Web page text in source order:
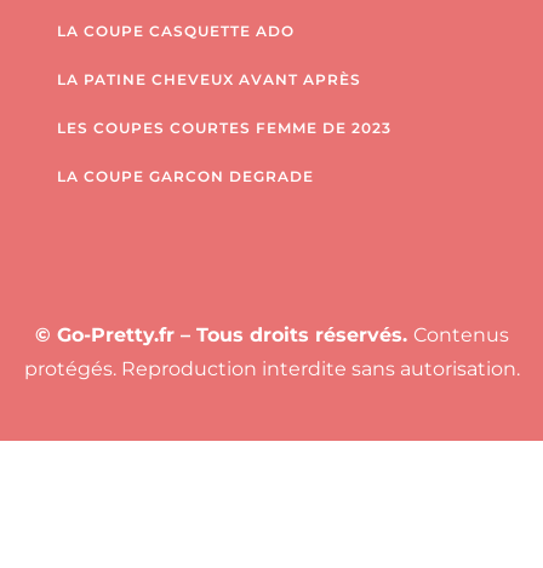
LA COUPE CASQUETTE ADO
LA PATINE CHEVEUX AVANT APRÈS
LES COUPES COURTES FEMME DE 2023
LA COUPE GARCON DEGRADE
© Go-Pretty.fr – Tous droits réservés. Contenus
protégés. Reproduction interdite sans autorisation.